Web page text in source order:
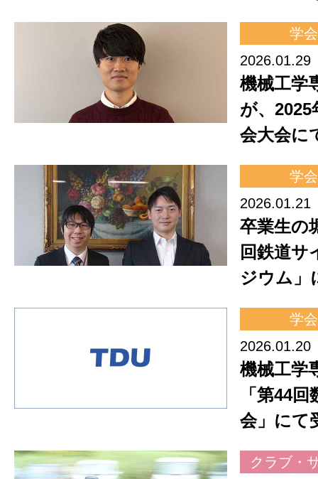
学会
2026.01.29
機械工学
が、2025
会大会に
学会
2026.01.21
卒業生の
回鉄道サ
ジウム」
学会
2026.01.20
機械工学
「第44
会」にて
クラブ・